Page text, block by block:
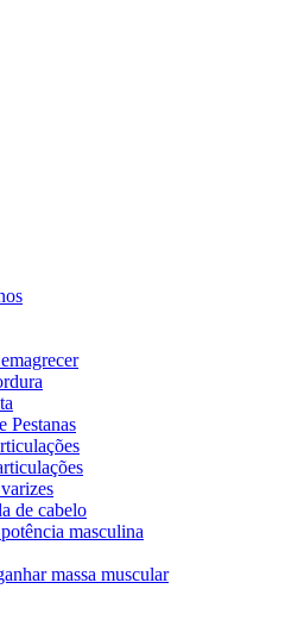
Pestanas
de cabelo
masculina
massa muscular